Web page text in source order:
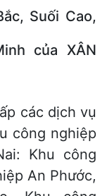
Suối Cao,
của XÂN
các dịch vụ
công nghiệp
Khu công
An Phước,